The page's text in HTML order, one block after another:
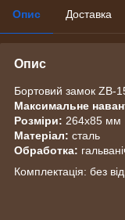
Опис Доставка
Опис
Бортовий замок ZB-
Максимальне
Розміри: 264х85 мм
Матеріал: сталь
Обработка:
Комплектація: без